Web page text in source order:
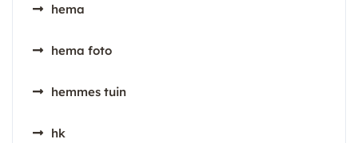
hema
hema foto
hemmes tuin
hk